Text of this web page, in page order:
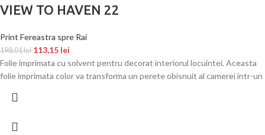
VIEW TO HAVEN 22
Print Fereastra spre Rai
198,01lei 113,15 lei
Folie imprimata cu solvent pentru decorat interiorul locuintei. Aceasta
folie imprimata color va transforma un perete obisnuit al camerei intr-un